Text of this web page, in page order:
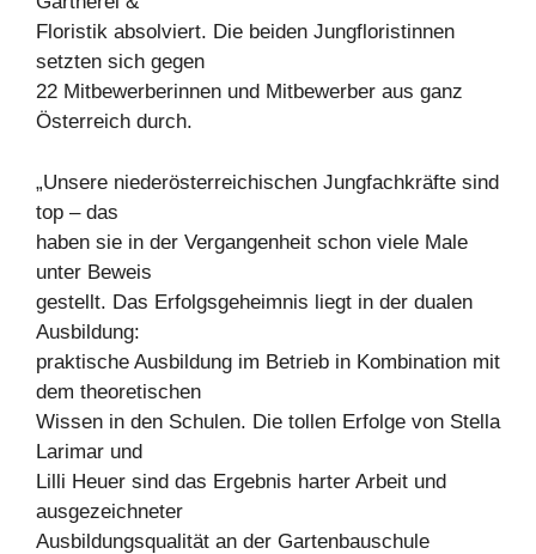
Floristik absolviert. Die beiden Jungfloristinnen
setzten sich gegen
22 Mitbewerberinnen und Mitbewerber aus ganz
Österreich durch.
„Unsere niederösterreichischen Jungfachkräfte sind
top – das
haben sie in der Vergangenheit schon viele Male
unter Beweis
gestellt. Das Erfolgsgeheimnis liegt in der dualen
Ausbildung:
praktische Ausbildung im Betrieb in Kombination mit
dem theoretischen
Wissen in den Schulen. Die tollen Erfolge von Stella
Larimar und
Lilli Heuer sind das Ergebnis harter Arbeit und
ausgezeichneter
Ausbildungsqualität an der Gartenbauschule